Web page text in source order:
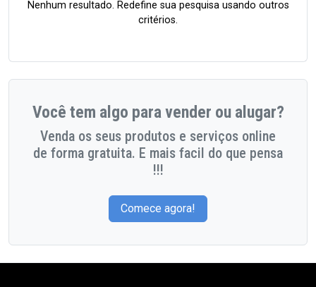
Nenhum resultado. Redefine sua pesquisa usando outros
critérios.
Você tem algo para vender ou alugar?
Venda os seus produtos e serviços online
de forma gratuita. E mais facil do que pensa
!!!
Comece agora!